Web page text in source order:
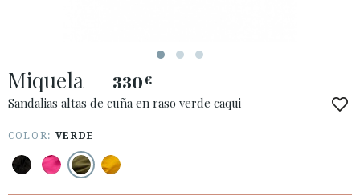
· ATENCIÓN AL CLIENTE
· ENVÍOS
· POLÍTICA DE PRIVACIDAD
· TÉRMINOS Y CONDICIONES
Miquela 330€
Sandalias altas de cuña en raso verde caqui
COLOR: VERDE